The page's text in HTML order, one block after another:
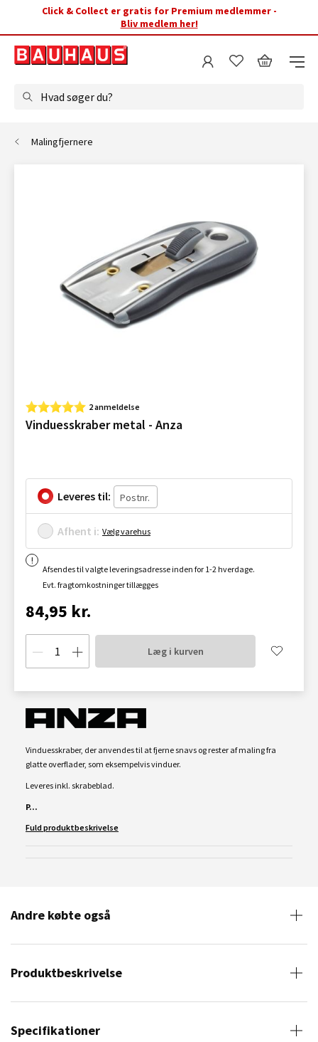
Click & Collect er gratis for Premium medlemmer -
Bliv medlem her!
Hvad søger du?
Malingfjernere
2 anmeldelse
Vinduesskraber metal - Anza
Leveres til:
Afhent i: Vælg varehus
Afsendes til valgte leveringsadresse inden for 1-2 hverdage.
Evt. fragtomkostninger tillægges
84,95 kr.
Læg i kurven
Vinduesskraber, der anvendes til at fjerne snavs og rester af maling fra
glatte overflader, som eksempelvis vinduer.
Leveres inkl. skrabeblad.
P...
Fuld produktbeskrivelse
Andre købte også
Produktbeskrivelse
Specifikationer